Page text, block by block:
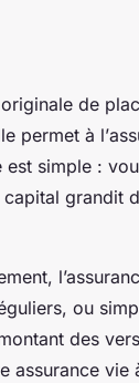
de
permet à l’
est simple :
capital
,
ou
des
assurance